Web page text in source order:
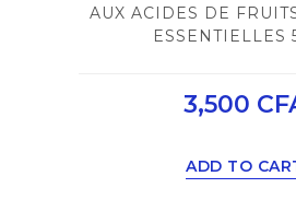
AUX ACIDES DE
ESSENTIELLES
3,500
ADD TO